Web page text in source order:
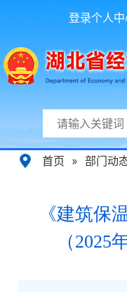
登录个人
首页 » 部门动
《建筑保
（2025